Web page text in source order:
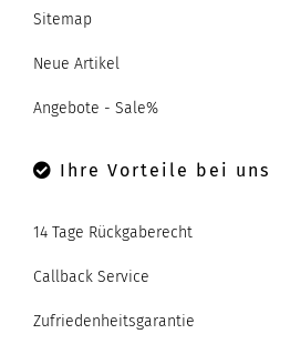
Sitemap
Neue Artikel
Angebote - Sale%
Ihre Vorteile bei uns
14 Tage Rückgaberecht
Callback Service
Zufriedenheitsgarantie